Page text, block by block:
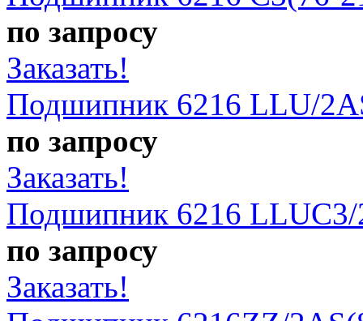
по запросу
Заказать!
Подшипник 6216 LLU/
по запросу
Заказать!
Подшипник 6216 LLUC3/
по запросу
Заказать!